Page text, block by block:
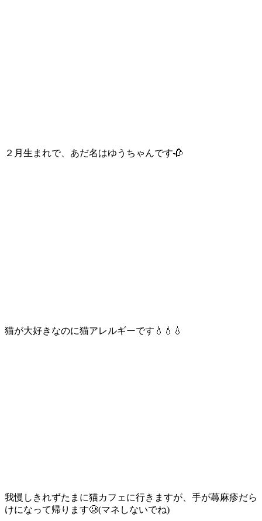
２月生まれで、あだ名はゆうちゃんです🥀
猫が大好きなのに猫アレルギーです💧💧💧
我慢しきれずたまに猫カフェに行きますが、手が蕁麻疹だら
けになって帰ります🥲(マネしないでね)